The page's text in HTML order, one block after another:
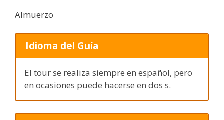
Almuerzo
Idioma del Guía
El tour se realiza siempre en español, pero
en ocasiones puede hacerse en dos s.